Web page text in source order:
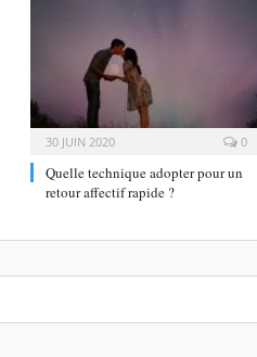
30 JUIN 2020 0
Quelle technique adopter pour un
retour affectif rapide ?